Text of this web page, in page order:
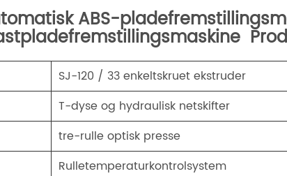
ABS-
SJ-120 / 33 enkeltskruet ekstruder
T-dyse og hydraulisk netskifter
tre-rulle optisk presse
Rulletemperaturkontrolsystem